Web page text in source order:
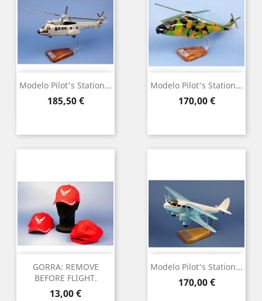
Modelo Pilot's Station...
Precio
185,50 €
Modelo Pilot's Station...
Precio
170,00 €
GORRA: REMOVE
BEFORE FLIGHT.
Precio
13,00 €
Modelo Pilot's Station...
Precio
170,00 €